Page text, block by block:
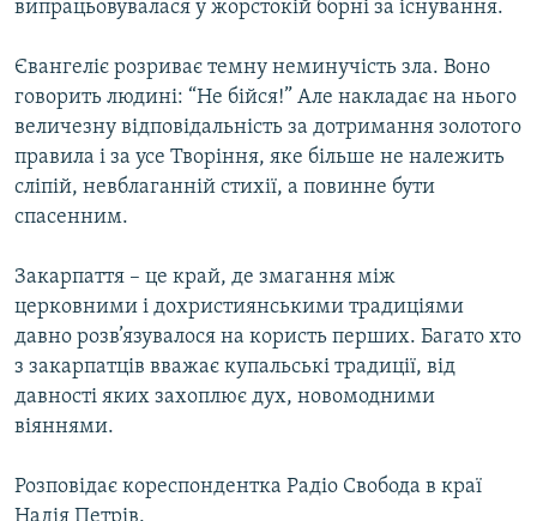
випрацьовувалася у жорстокій борні за існування.
Євангеліє розриває темну неминучість зла. Воно
говорить людині: “Не бійся!” Але накладає на нього
величезну відповідальність за дотримання золотого
правила і за усе Творіння, яке більше не належить
сліпій, невблаганній стихії, а повинне бути
спасенним.
Закарпаття – це край, де змагання між
церковними і дохристиянськими традиціями
давно розв’язувалося на користь перших. Багато хто
з закарпатців вважає купальські традиції, від
давності яких захоплює дух, новомодними
віяннями.
Розповідає кореспондентка Радіо Свобода в краї